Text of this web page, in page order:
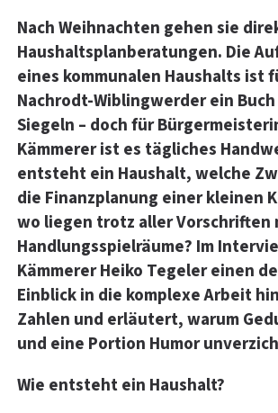
Nach Weihnachten gehen sie
Haushaltsplanberatungen. Die
eines kommunalen Haushalts ist
Nachrodt-Wiblingwerder ein
Siegeln – doch für
Kämmerer ist es tägliches
entsteht ein Haushalt, welche
die Finanzplanung einer kleinen
wo liegen trotz aller Vorschriften
Handlungsspielräume? Im
Kämmerer Heiko Tegeler einen
Einblick in die komplexe Arbeit
Zahlen und erläutert, warum
und eine Portion Humor
Wie entsteht ein Haushalt?